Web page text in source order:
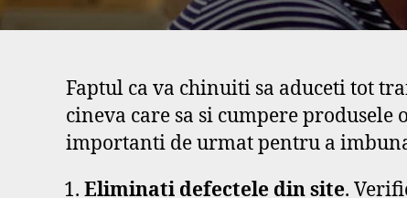
Faptul ca va chinuiti sa aduceti tot
cineva care sa si cumpere
importanti de urmat pentru a
Eliminati defectele din site.